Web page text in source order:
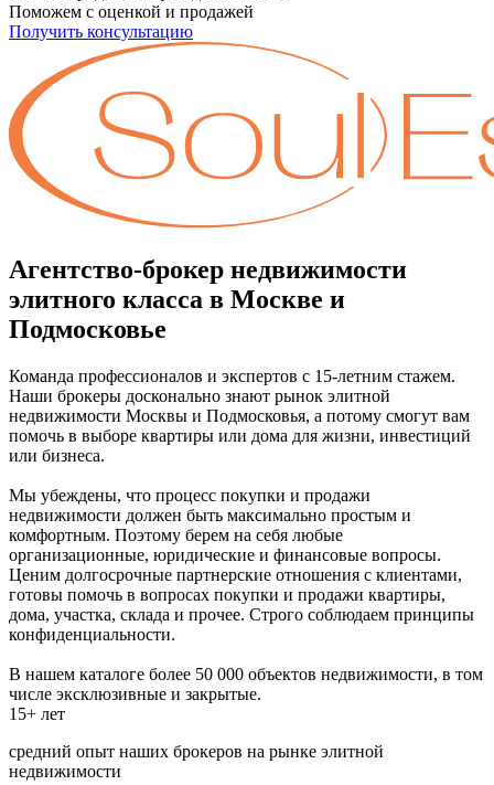
Поможем с оценкой и продажей
Получить консультацию
Агентство-брокер недвижимости
элитного класса в Москве и
Подмосковье
Команда профессионалов и экспертов с 15-летним стажем.
Наши брокеры досконально знают рынок элитной
недвижимости Москвы и Подмосковья, а потому смогут вам
помочь в выборе квартиры или дома для жизни, инвестиций
или бизнеса.
Мы убеждены, что процесс покупки и продажи
недвижимости должен быть максимально простым и
комфортным. Поэтому берем на себя любые
организационные, юридические и финансовые вопросы.
Ценим долгосрочные партнерские отношения с клиентами,
готовы помочь в вопросах покупки и продажи квартиры,
дома, участка, склада и прочее. Строго соблюдаем принципы
конфиденциальности.
В нашем каталоге более 50 000 объектов недвижимости, в том
числе эксклюзивные и закрытые.
15+ лет
средний опыт наших брокеров на рынке элитной
недвижимости